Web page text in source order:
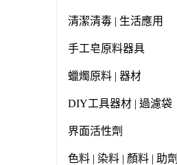
清潔清毒 | 生活應用
手工皂原料器具
蠟燭原料 | 器材
DIY工具器材 | 過濾袋
界面活性劑
色料 | 染料 | 顏料 | 助劑